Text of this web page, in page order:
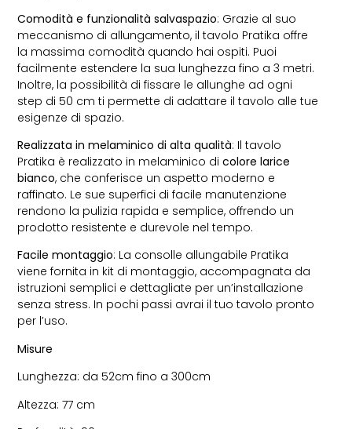
Comodità e funzionalità salvaspazio: Grazie al suo
meccanismo di allungamento, il tavolo Pratika offre
la massima comodità quando hai ospiti. Puoi
facilmente estendere la sua lunghezza fino a 3 metri.
Inoltre, la possibilità di fissare le allunghe ad ogni
step di 50 cm ti permette di adattare il tavolo alle tue
esigenze di spazio.
Realizzata in melaminico di alta qualità: Il tavolo
Pratika è realizzato in melaminico dicolore larice
bianco, che conferisce un aspetto moderno e
raffinato. Le sue superfici di facile manutenzione
rendono la pulizia rapida e semplice, offrendo un
prodotto resistente e durevole nel tempo.
Facile montaggio: La consolle allungabile Pratika
viene fornita in kit di montaggio, accompagnata da
istruzioni semplici e dettagliate per un’installazione
senza stress. In pochi passi avrai il tuo tavolo pronto
per l’uso.
Misure
Lunghezza: da 52cm fino a 300cm
Altezza: 77 cm